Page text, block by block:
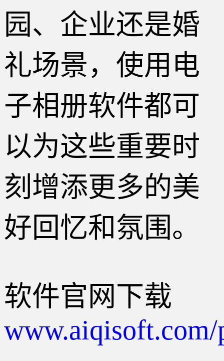
园、企业还是婚
礼场景，使用电
子相册软件都可
以为这些重要时
刻增添更多的美
好回忆和氛围。
软件官网下载